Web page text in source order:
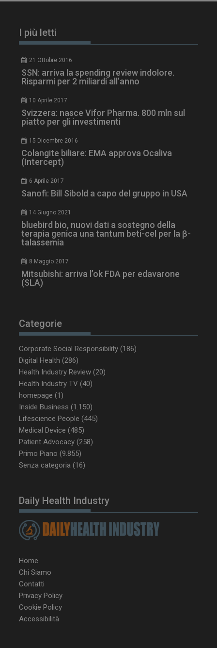
I più letti
21 Ottobre 2016
SSN: arriva la spending review indolore.
Risparmi per 2 miliardi all’anno
10 Aprile 2017
Svizzera: nasce Vifor Pharma. 800 mln sul
piatto per gli investimenti
15 Dicembre 2016
Colangite biliare: EMA approva Ocaliva
(Intercept)
6 Aprile 2017
Sanofi: Bill Sibold a capo del gruppo in USA
14 Giugno 2021
bluebird bio, nuovi dati a sostegno della
terapia genica una tantum beti-cel per la β-
talassemia
8 Maggio 2017
Mitsubishi: arriva l’ok FDA per edavarone
(SLA)
Categorie
Corporate Social Responsibility (186)
Digital Health (286)
Health Industry Review (20)
Health Industry TV (40)
homepage (1)
Inside Business (1.150)
Lifescience People (445)
Medical Device (485)
Patient Advocacy (258)
Primo Piano (9.855)
Senza categoria (16)
Daily Health Industry
Home
Chi Siamo
Contatti
Privacy Policy
Cookie Policy
Accessibilità
tracking-sites-
www.dailyhealthindustry.it
_ga_Z2VT792F98
tracking-sites-
ironfish-tracking-
enable
CookieScriptConsent
CookieScript
www.dailyhealthindustry.it
settimane